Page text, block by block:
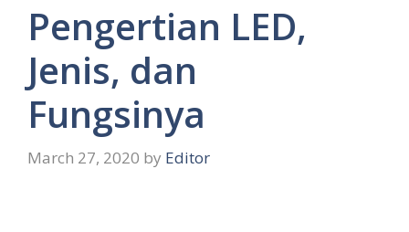
Pengertian LED,
Jenis, dan
Fungsinya
March 27, 2020 by Editor